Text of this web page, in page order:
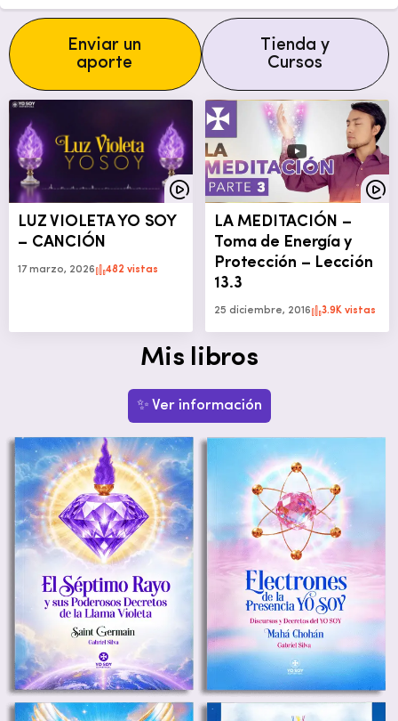
Enviar un
aporte
Tienda y
Cursos
LUZ VIOLETA YO SOY
– CANCIÓN
17 marzo, 2026 482 vistas
LA MEDITACIÓN –
Toma de Energía y
Protección – Lección
13.3
25 diciembre, 2016 3.9K vistas
Mis libros
✨ Ver información